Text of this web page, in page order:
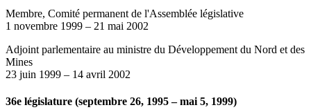
Membre, Comité permanent de l'Assemblée législative
1 novembre 1999 – 21 mai 2002
Adjoint parlementaire au ministre du Développement du Nord et des
Mines
23 juin 1999 – 14 avril 2002
36e législature (septembre 26, 1995 – mai 5, 1999)